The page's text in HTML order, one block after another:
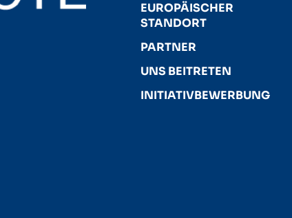
EUROPÄISCHER
STANDORT
PARTNER
UNS BEITRETEN
INITIATIVBEWERBUNG